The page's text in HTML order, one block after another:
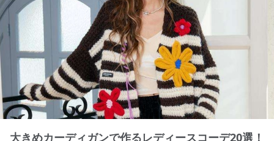
大きめカーディガンで作るレディースコーデ20選！